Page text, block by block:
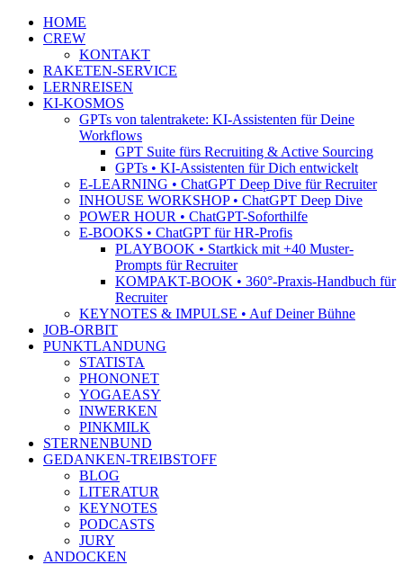
HOME
CREW
KONTAKT
RAKETEN-SERVICE
LERNREISEN
KI-KOSMOS
GPTs von talentrakete: KI-Assistenten für Deine
Workflows
GPT Suite fürs Recruiting & Active Sourcing
GPTs • KI-Assistenten für Dich entwickelt
E-LEARNING • ChatGPT Deep Dive für Recruiter
INHOUSE WORKSHOP • ChatGPT Deep Dive
POWER HOUR • ChatGPT-Soforthilfe
E-BOOKS • ChatGPT für HR-Profis
PLAYBOOK • Startkick mit +40 Muster-
Prompts für Recruiter
KOMPAKT-BOOK • 360°-Praxis-Handbuch für
Recruiter
KEYNOTES & IMPULSE • Auf Deiner Bühne
JOB-ORBIT
PUNKTLANDUNG
STATISTA
PHONONET
YOGAEASY
INWERKEN
PINKMILK
STERNENBUND
GEDANKEN-TREIBSTOFF
BLOG
LITERATUR
KEYNOTES
PODCASTS
JURY
ANDOCKEN